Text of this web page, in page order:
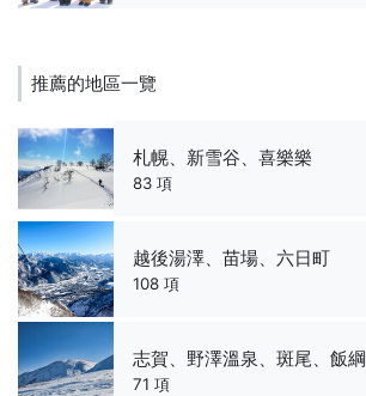
推薦的地區一覽
札幌、新雪谷、喜樂樂
83 項
越後湯澤、苗場、六日町
108 項
志賀、野澤溫泉、斑尾、飯綱
71 項